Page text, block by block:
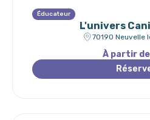
Éducateur
L'univers
70190 Neuvelle
À partir